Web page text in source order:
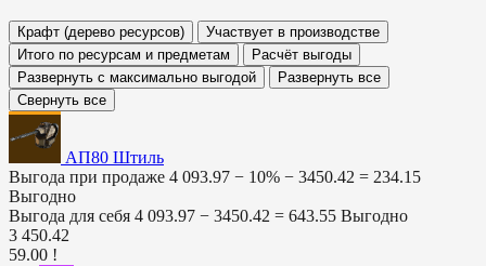
Крафт (дерево ресурсов)
Участвует в производстве
Итого по ресурсам и предметам
Расчёт выгоды
Развернуть с максимально выгодой
Развернуть все
Свернуть все
АП80 Штиль
Выгода при продаже 4 093.97 − 10% − 3450.42 = 234.15
Выгодно
Выгода для себя 4 093.97 − 3450.42 = 643.55 Выгодно
3 450.42
59.00 !